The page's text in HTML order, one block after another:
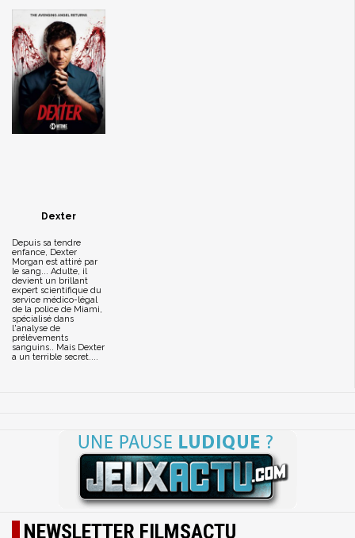
Dexter
Depuis sa tendre
enfance, Dexter
Morgan est attiré par
le sang... Adulte, il
devient un brillant
expert scientifique du
service médico-légal
de la police de Miami,
spécialisé dans
l'analyse de
prélèvements
sanguins.. Mais Dexter
a un terrible secret....
NEWSLETTER FILMSACTU